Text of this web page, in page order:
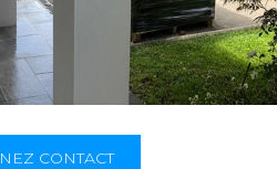
CONTACT